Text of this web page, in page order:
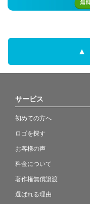
サービス
初めての方へ
ロゴを探す
お客様の声
料金について
著作権無償譲渡
選ばれる理由